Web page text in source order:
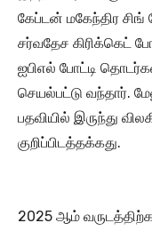
கேப்டன் மகேந்திர
சர்வதேச கிரிக்கெட்
ஐபிஎல் போட்டி
செயல்பட்டு வந்தார்.
பதவியில் இருந்து
குறிப்பிடத்தக்கது.
2025 ஆம்